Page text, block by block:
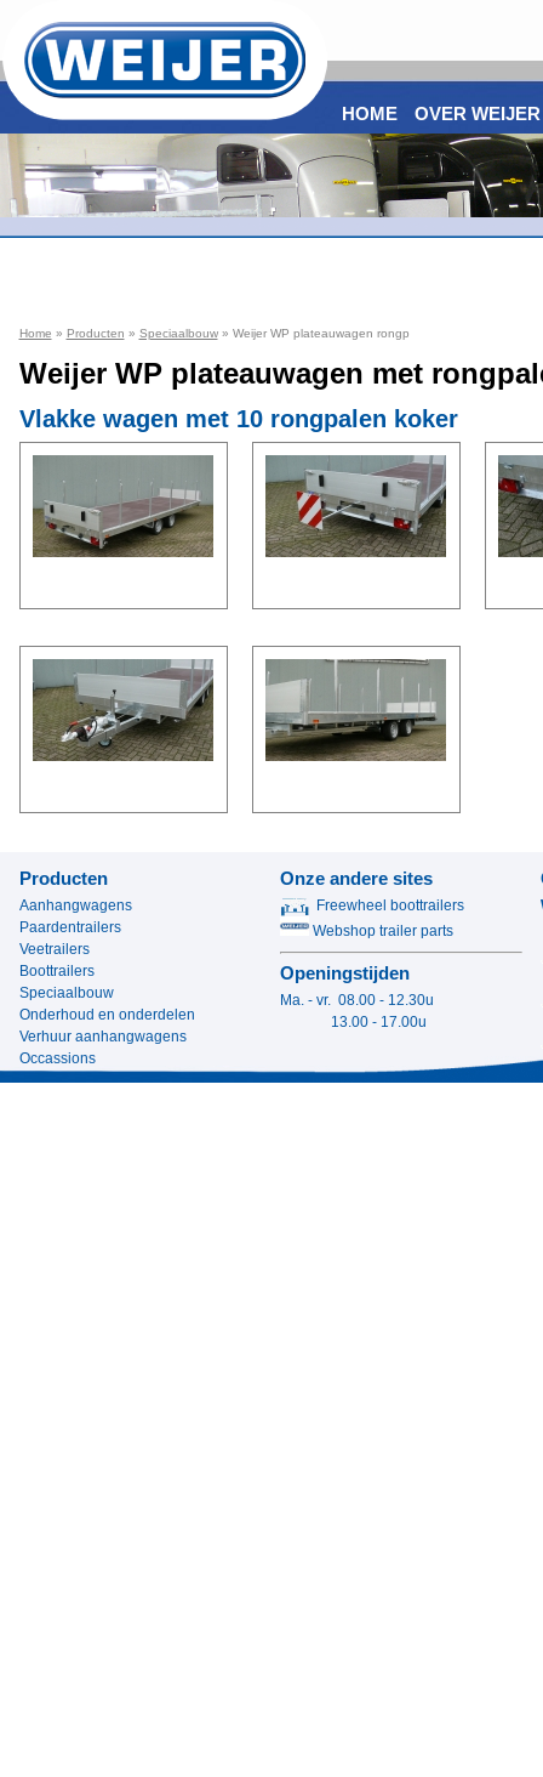
Home » Producten » Speciaalbouw» Weijer WP plateauwagen rongp
Weijer WP plateauwagen met
Vlakke wagen met 10 rongpalen koker
Producten
Aanhangwagens
Paardentrailers
Veetrailers
Boottrailers
Speciaalbouw
Onderhoud en onderdelen
Verhuur aanhangwagens
Occassions
Onze andere sites
Freewheel boottrailers
Webshop trailer parts
Openingstijden
Ma. - vr. 08.00 - 12.30u
13.00 - 17.00u
HOME OVER WEIJER